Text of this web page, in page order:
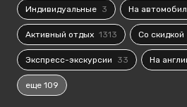
Индивидуальные 3 На
Активный отдых 1313 Со скидкой
Экспресс-экскурсии 33 На
еще 109